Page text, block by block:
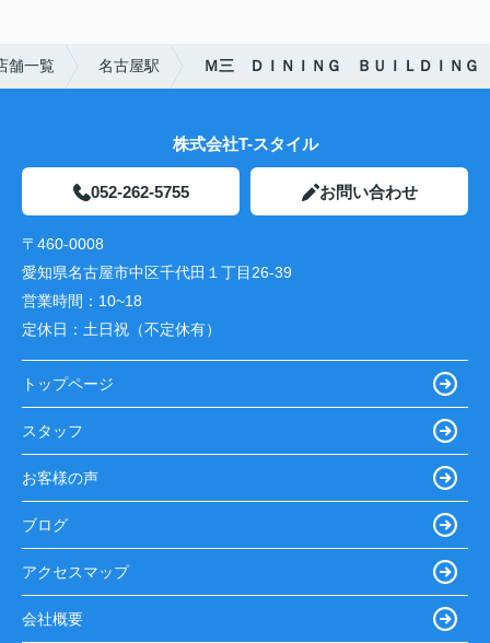
舗一覧 名古屋駅 Ｍ三 ＤＩＮＩＮＧ ＢＵＩＬＤＩＮＧ
株式会社T-スタイル
052-262-5755 お問い合わせ
〒460-0008
愛知県名古屋市中区千代田１丁目26-39
営業時間： 10~18
定休日： 土日祝（不定休有）
トップページ
スタッフ
お客様の声
ブログ
アクセスマップ
会社概要